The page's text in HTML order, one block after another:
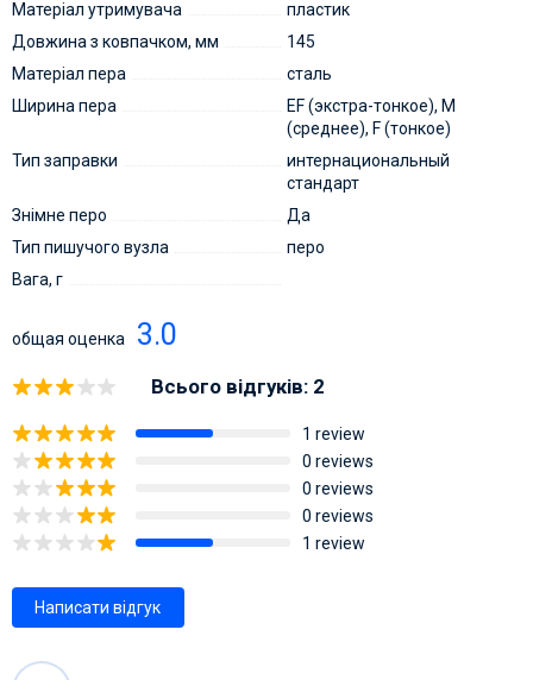
Матеріал утримувача
пластик
Довжина з ковпачком, мм
145
Матеріал пера
сталь
Ширина пера
EF (экстра-тонкое), M
(среднее), F (тонкое)
Тип заправки
интернациональный
стандарт
Знімне перо
Да
Тип пишучого вузла
перо
Вага, г
3.0
общая оценка
Всього відгуків: 2
1 review
0 reviews
0 reviews
0 reviews
1 review
Написати відгук